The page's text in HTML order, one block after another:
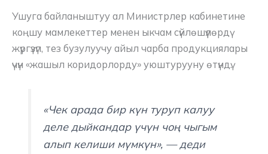
Ушуга байланыштуу ал Министрлер кабинетине
коңшу мамлекеттер менен ыкчам сүйлөшүүлөрдү
жүргүзүп, тез бузулуучу айыл чарба продукциялары
үчүн «жашыл коридорлорду» уюштурууну өтүндү.
«Чек арада бир күн туруп калуу
деле дыйкандар үчүн чоң чыгым
алып келиши мүмкүн», — деди